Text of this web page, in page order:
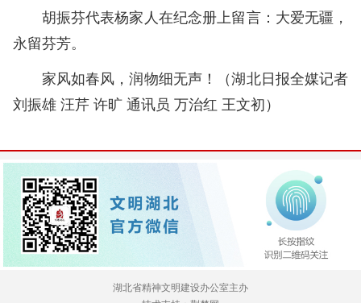
胡振芬代表杨家人在纪念册上留言：大爱无疆，
永留芬芳。
家风如春风，润物细无声！（湖北日报全媒记者
刘振雄 汪芹 许旷 通讯员 万治红 王文初）
湖北省精神文明建设办公室主办